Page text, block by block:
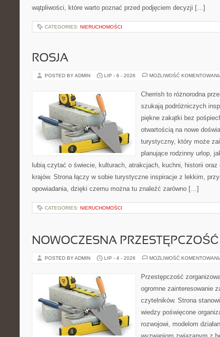
wątpliwości, które warto poznać przed podjęciem decyzji […]
CATEGORIES: NIERUCHOMOŚCI
ROSJA
POSTED BY ADMIN LIP - 6 - 2026 MOŻLIWOŚĆ
Cherrish to różnorodna
szukają podróżniczych
piękne zakątki bez
otwartością na nowe
turystyczny, który może
planujące rodzinny urlop,
lubią czytać o świecie, kulturach, atrakcjach, kuchni, historii
krajów. Strona łączy w sobie turystyczne inspiracje z lekkim,
opowiadania, dzięki czemu można tu znaleźć zarówno […]
CATEGORIES: NIERUCHOMOŚCI
NOWOCZESNA PRZESTĘPCZOŚĆ
POSTED BY ADMIN LIP - 4 - 2026 MOŻLIWOŚĆ
Przestępczość
ogromne zainteresowanie
czytelników. Strona
wiedzy poświęcone
rozwojowi, modelom